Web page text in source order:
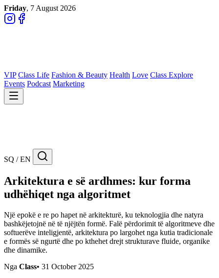
Friday, 7 August 2026
VIP Class Life Fashion & Beauty Health Love Class Explore
Events Podcast Marketing
SQ / EN
Arkitektura e së ardhmes: kur forma
udhëhiqet nga algoritmet
Një epokë e re po hapet në arkitekturë, ku teknologjia dhe natyra
bashkëjetojnë në të njëjtën formë. Falë përdorimit të algoritmeve dhe
softuerëve inteligjentë, arkitektura po largohet nga kutia tradicionale
e formës së ngurtë dhe po kthehet drejt strukturave fluide, organike
dhe dinamike.
Nga Class• 31 October 2025